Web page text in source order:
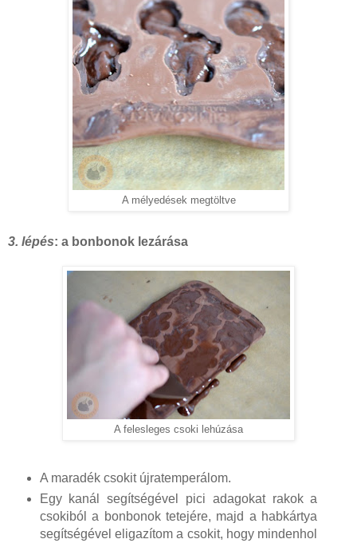
A mélyedések megtöltve
3. lépés: a bonbonok lezárása
A felesleges csoki lehúzása
A maradék csokit újratemperálom.
Egy kanál segítségével pici adagokat rakok a
csokiból a bonbonok tetejére, majd a habkártya
segítségével eligazítom a csokit, hogy mindenhol